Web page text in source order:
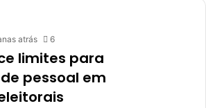
atrás 6
limites para
pessoal em